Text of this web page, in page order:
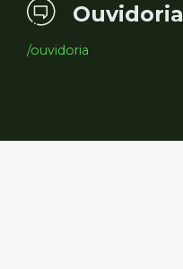
Ouvidoria
/ouvidoria